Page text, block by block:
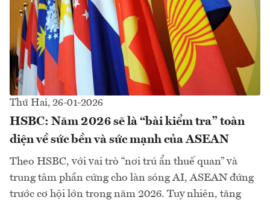
Thứ Hai, 26-01-2026
HSBC: Năm 2026 sẽ là “bài kiểm tra” toàn
diện về sức bền và sức mạnh của ASEAN
Theo HSBC, với vai trò “nơi trú ẩn thuế quan” và
trung tâm phần cứng cho làn sóng AI, ASEAN đứng
trước cơ hội lớn trong năm 2026. Tuy nhiên, tăng